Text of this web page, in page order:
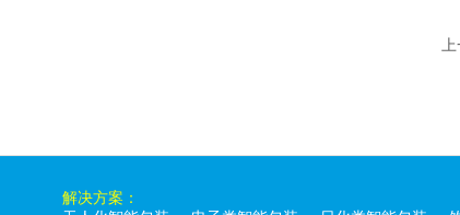
上
解决方案：